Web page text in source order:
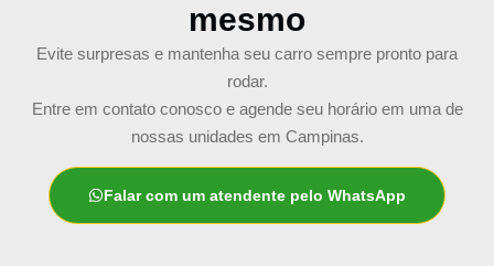
mesmo
Evite surpresas e mantenha seu carro sempre pronto para
rodar.
Entre em contato conosco e agende seu horário em uma de
nossas unidades em Campinas.
Falar com um atendente pelo WhatsApp